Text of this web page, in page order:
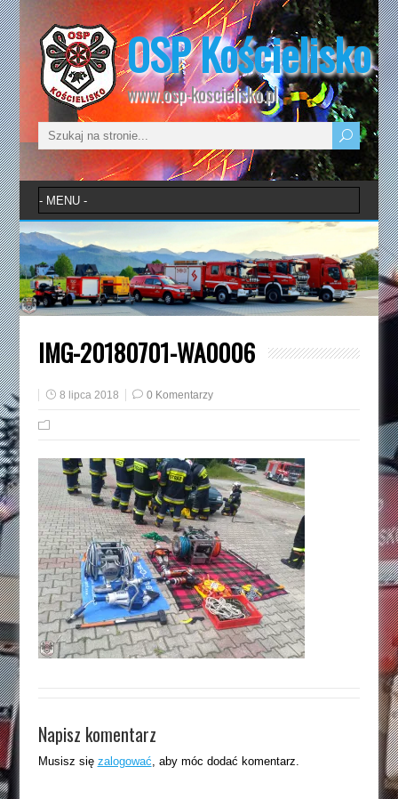
OSP Kościelisko
www.osp-koscielisko.pl
IMG-20180701-WA0006
8 lipca 2018 0 Komentarzy
Napisz komentarz
Musisz się zalogować , aby móc dodać komentarz.